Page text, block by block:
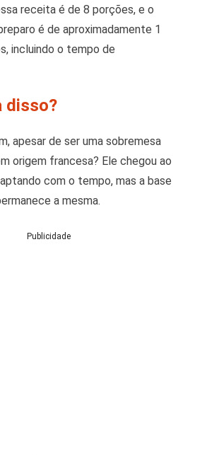
receita é de 8 porções, e o
é de aproximadamente 1
incluindo o tempo de
disso?
apesar de ser uma sobremesa
origem francesa? Ele chegou ao
com o tempo, mas a base
a mesma.
Publicidade